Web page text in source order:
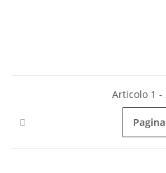
Articolo 1 -
Pagina